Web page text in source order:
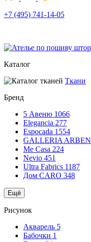
+7 (495) 741-14-05
Каталог
Ткани
Бренд
5 Авеню 1066
Elegancia 277
Espocada 1554
GALLERIA ARBEN
Me Casa 224
Nevio 451
Ultra Fabrics 1187
Дом CARO 348
Ещё
Рисунок
Акварель 5
Бабочки 1